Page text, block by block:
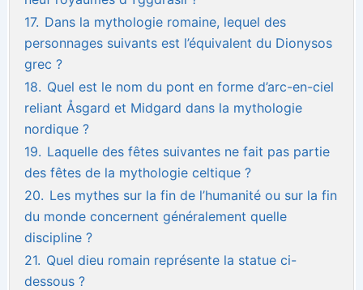
17. Dans la mythologie romaine, lequel des
personnages suivants est l’équivalent du Dionysos
grec ?
18. Quel est le nom du pont en forme d’arc-en-ciel
reliant Åsgard et Midgard dans la mythologie
nordique ?
19. Laquelle des fêtes suivantes ne fait pas partie
des fêtes de la mythologie celtique ?
20. Les mythes sur la fin de l’humanité ou sur la fin
du monde concernent généralement quelle
discipline ?
21. Quel dieu romain représente la statue ci-
dessous ?